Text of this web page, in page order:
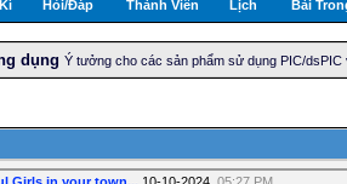
Hỏi/Ðáp Thành Viên Lịch Bài
dụng Ý tưởng cho các sản phẩm sử dụng PIC/